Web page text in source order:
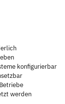
konfigurierbar
werden